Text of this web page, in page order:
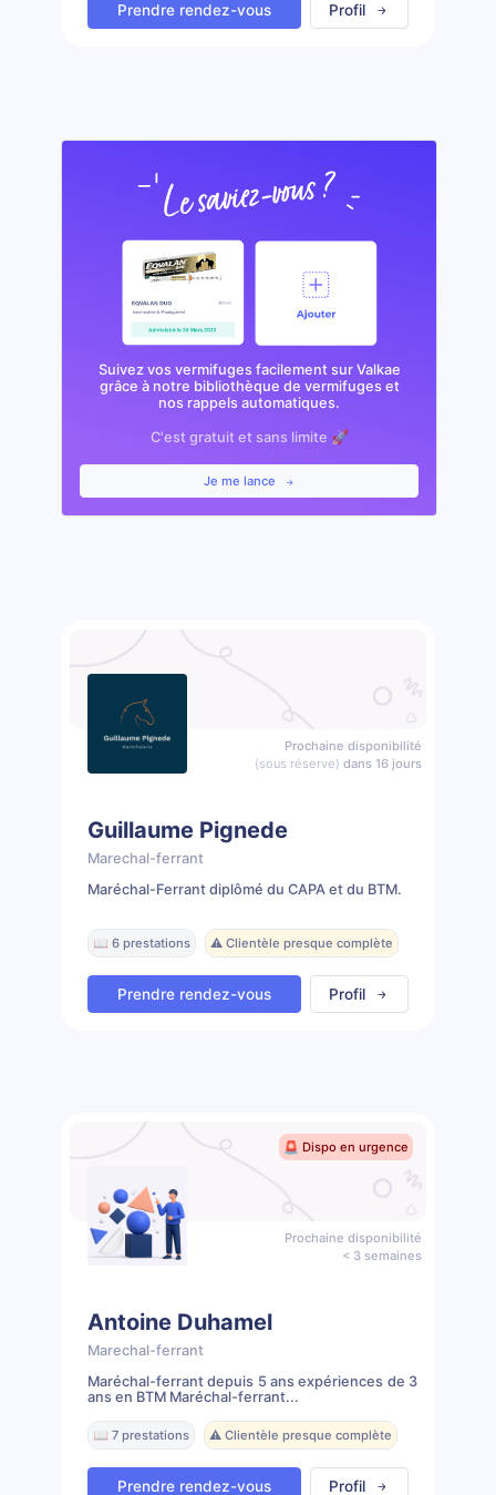
Prendre rendez-vous Profil
Suivez vos vermifuges facilement sur Valkae
grâce à notre bibliothèque de vermifuges et
nos rappels automatiques.
C'est gratuit et sans limite 🚀
Je me lance
Prochaine disponibilité
(sous réserve) dans 16 jours
Guillaume Pignede
Marechal-ferrant
Maréchal-Ferrant diplômé du CAPA et du BTM.
📖 6 prestations ⚠️ Clientèle presque complète
Prendre rendez-vous Profil
🚨 Dispo en urgence
Prochaine disponibilité
< 3 semaines
Antoine Duhamel
Marechal-ferrant
Maréchal-ferrant depuis 5 ans expériences de 3
ans en BTM Maréchal-ferrant...
📖 7 prestations ⚠️ Clientèle presque complète
Prendre rendez-vous Profil